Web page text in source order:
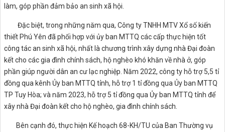
làm, góp phần đảm bảo an sinh xã hội.
Đặc biệt, trong những năm qua, Công ty TNHH MTV Xổ số kiến
thiết Phú Yên đã phối hợp với ủy ban MTTQ các cấp thực hiện tốt
công tác an sinh xã hội, nhất là chương trình xây dựng nhà Đại đoàn
kết cho các gia đình chính sách, hộ nghèo khó khăn về nhà ở, góp
phần giúp người dân an cư lạc nghiệp. Năm 2022, công ty hỗ trợ 5,5 tỉ
đồng qua kênh Ủy ban MTTQ tỉnh, hỗ trợ 1 tỉ đồng qua Ủy ban MTTQ
TP Tuy Hòa; và năm 2023, hỗ trợ 5 tỉ đồng qua Ủy ban MTTQ tỉnh để
xây nhà Đại đoàn kết cho hộ nghèo, gia đình chính sách.
Bên cạnh đó, thực hiện Kế hoạch 68-KH/TU của Ban Thường vụ